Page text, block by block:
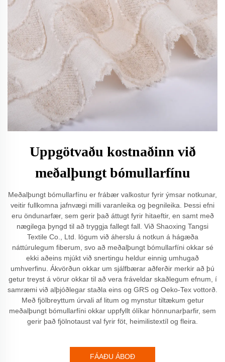
Uppgötvaðu kostnaðinn við
meðalþungt bómullarfínu
Meðalþungt bómullarfínu er frábær valkostur fyrir ýmsar notkunar,
veitir fullkomna jafnvægi milli varanleika og þegnileika. Þessi efni
eru öndunarfær, sem gerir það áttugt fyrir hitaeftir, en samt með
nægilega þyngd til að tryggja fallegt fall. Við Shaoxing Tangsi
Textile Co., Ltd. lögum við áherslu á notkun á hágæða
náttúrulegum fiberum, svo að meðalþungt bómullarfíni okkar sé
ekki aðeins mjúkt við snertingu heldur einnig umhugað
umhverfinu. Ákvörðun okkar um sjálfbærar aðferðir merkir að þú
getur treyst á vörur okkar til að vera fráveldar skaðlegum efnum, í
samræmi við alþjóðlegar staðla eins og GRS og Oeko-Tex vottorð.
Með fjölbreyttum úrvali af litum og mynstur tiltækum getur
meðalþungt bómullarfíni okkar uppfyllt ólíkar hönnunarþarfir, sem
gerir það fjölnotaust val fyrir föt, heimilistextíl og fleira.
FÁAÐU ÁBOÐ